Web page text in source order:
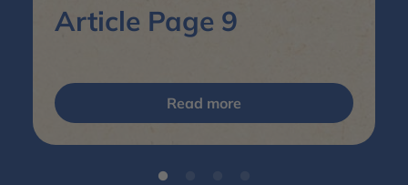
Article Page 9
Read more